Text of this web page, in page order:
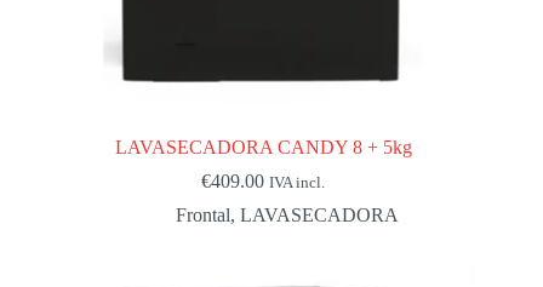
LAVASECADORA CANDY 8 + 5kg
€409.00 IVA incl.
Frontal,LAVASECADORA